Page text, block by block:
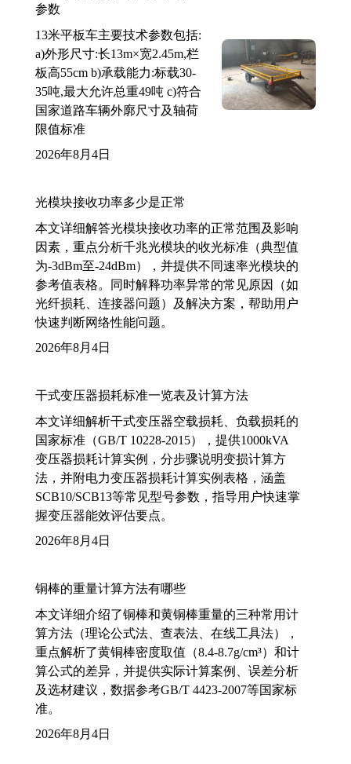
参数
13米平板车主要技术参数包括:
a)外形尺寸:长13m×宽2.45m,栏
板高55cm b)承载能力:标载30-
35吨,最大允许总重49吨 c)符合
国家道路车辆外廓尺寸及轴荷
限值标准
2026年8月4日
光模块接收功率多少是正常
本文详细解答光模块接收功率的正常范围及影响
因素，重点分析千兆光模块的收光标准（典型值
为-3dBm至-24dBm），并提供不同速率光模块的
参考值表格。同时解释功率异常的常见原因（如
光纤损耗、连接器问题）及解决方案，帮助用户
快速判断网络性能问题。
2026年8月4日
干式变压器损耗标准一览表及计算方法
本文详细解析干式变压器空载损耗、负载损耗的
国家标准（GB/T 10228-2015），提供1000kVA
变压器损耗计算实例，分步骤说明变损计算方
法，并附电力变压器损耗计算实例表格，涵盖
SCB10/SCB13等常见型号参数，指导用户快速掌
握变压器能效评估要点。
2026年8月4日
铜棒的重量计算方法有哪些
本文详细介绍了铜棒和黄铜棒重量的三种常用计
算方法（理论公式法、查表法、在线工具法），
重点解析了黄铜棒密度取值（8.4-8.7g/cm³）和计
算公式的差异，并提供实际计算案例、误差分析
及选材建议，数据参考GB/T 4423-2007等国家标
准。
2026年8月4日